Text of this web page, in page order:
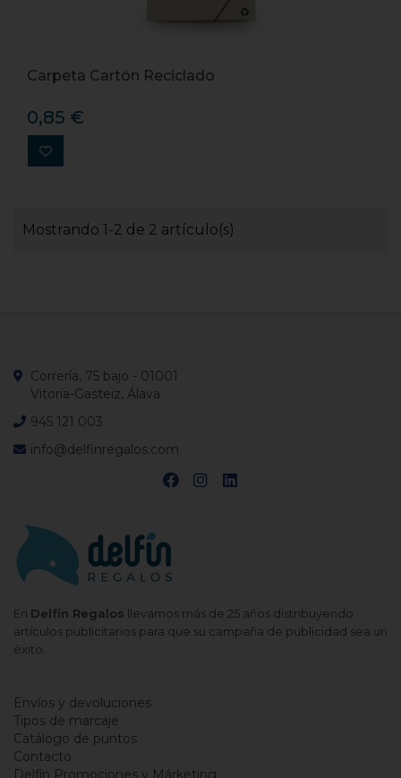
Carpeta Cartón Reciclado
0,85 €
Mostrando 1-2 de 2 artículo(s)
En Delfín Regalos llevamos más de 25 años distribuyendo
artículos publicitarios para que su campaña de publicidad sea un
éxito.
Correría, 75 bajo - 01001
Vitoria-Gasteiz, Álava
945 121 003
info@delfinregalos.com
Envíos y devoluciones
Tipos de marcaje
Catálogo de puntos
Contacto
Delfín Promociones y Márketing